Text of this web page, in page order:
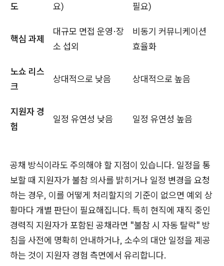
도
요)
필요)
핵심 과제
대규모 면접 운영·장
소 섭외
비동기 커뮤니케이션
효율화
노쇼 리스
크
상대적으로 낮음 상대적으로 높음
지원자 경
험
일정 유연성 낮음 일정 유연성 높음
공채 방식이라도 주의해야 할 지점이 있습니다. 일정을 통
보할 때 지원자가 불참 의사를 밝히거나 일정 변경을 요청
하는 경우, 이를 어떻게 처리할지의 기준이 없으면 예외 상
황마다 개별 판단이 필요해집니다. 특히 현직에 재직 중인
경력직 지원자가 포함된 공채라면 "불참 시 자동 탈락" 방
침을 사전에 명확히 안내하거나, 소수의 대안 일정을 제공
하는 것이 지원자 경험 측면에서 유리합니다.